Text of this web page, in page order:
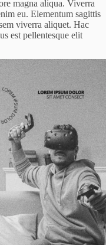
magna aliqua. Viverra
eu. Elementum sagittis
viverra aliquet. Hac
est pellentesque elit